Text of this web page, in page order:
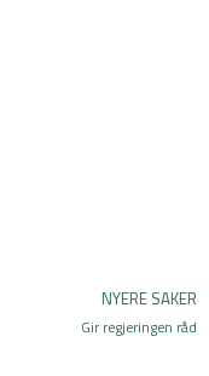
NYERE SAKER
Gir regjeringen råd